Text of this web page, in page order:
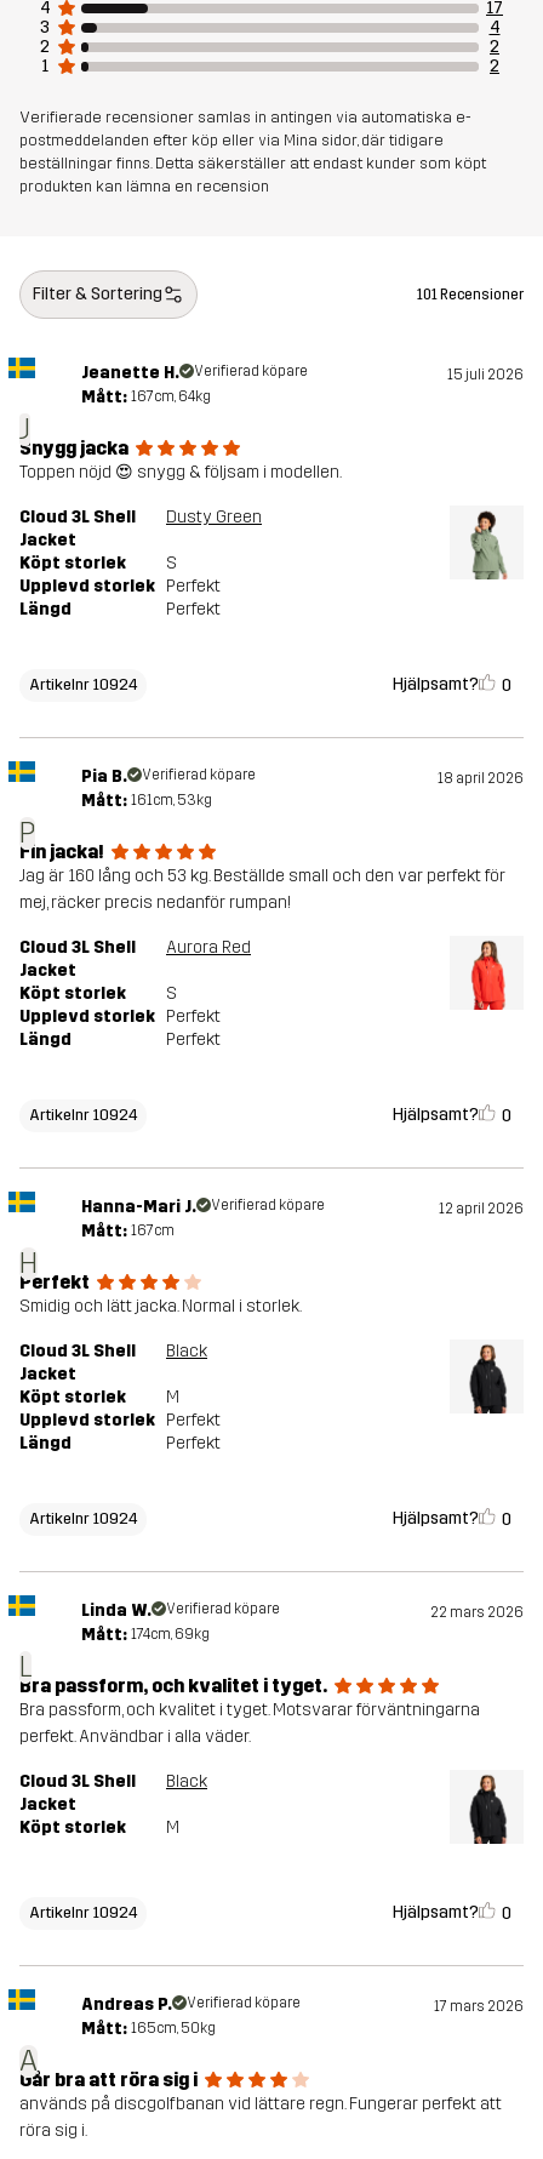
Artikelnummer 10924_2458
4
17
3
4
2
2
1
2
Verifierade recensioner samlas in antingen via automatiska e-
postmeddelanden efter köp eller via Mina sidor, där tidigare
beställningar finns. Detta säkerställer att endast kunder som köpt
produkten kan lämna en recension
Filter & Sortering 101 Recensioner
J
Jeanette H. Verifierad köpare 15 juli 2026
Mått: 167cm, 64kg
Snygg jacka
Toppen nöjd 😍 snygg & följsam i modellen.
Cloud 3L Shell
Jacket
Dusty Green
Köpt storlek
S
Upplevd storlek Perfekt
Längd
Perfekt
Artikelnr 10924 Hjälpsamt? 0
P
Pia B. Verifierad köpare 18 april 2026
Mått: 161cm, 53kg
Fin jacka!
Jag är 160 lång och 53 kg. Beställde small och den var perfekt för
mej, räcker precis nedanför rumpan!
Cloud 3L Shell
Jacket
Aurora Red
Köpt storlek
S
Upplevd storlek Perfekt
Längd
Perfekt
Artikelnr 10924 Hjälpsamt? 0
H
Hanna-Mari J. Verifierad köpare 12 april 2026
Mått: 167cm
Perfekt
Smidig och lätt jacka. Normal i storlek.
Cloud 3L Shell
Jacket
Black
Köpt storlek
M
Upplevd storlek Perfekt
Längd
Perfekt
Artikelnr 10924 Hjälpsamt? 0
L
Linda W. Verifierad köpare 22 mars 2026
Mått: 174cm, 69kg
Bra passform, och kvalitet i tyget.
Bra passform, och kvalitet i tyget. Motsvarar förväntningarna
perfekt. Användbar i alla väder.
Cloud 3L Shell
Jacket
Black
Köpt storlek M
Artikelnr 10924 Hjälpsamt? 0
A
Andreas P. Verifierad köpare 17 mars 2026
Mått: 165cm, 50kg
Går bra att röra sig i
används på discgolfbanan vid lättare regn. Fungerar perfekt att
röra sig i.